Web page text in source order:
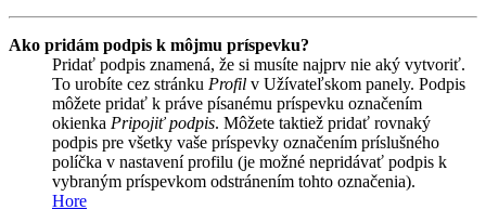
Ako pridám podpis k môjmu príspevku?
Pridať podpis znamená, že si musíte najprv nie aký vytvoriť.
To urobíte cez stránku Profil v Užívateľskom panely. Podpis
môžete pridať k práve písanému príspevku označením
okienka Pripojiť podpis. Môžete taktiež pridať rovnaký
podpis pre všetky vaše príspevky označením príslušného
políčka v nastavení profilu (je možné nepridávať podpis k
vybraným príspevkom odstránením tohto označenia).
Hore